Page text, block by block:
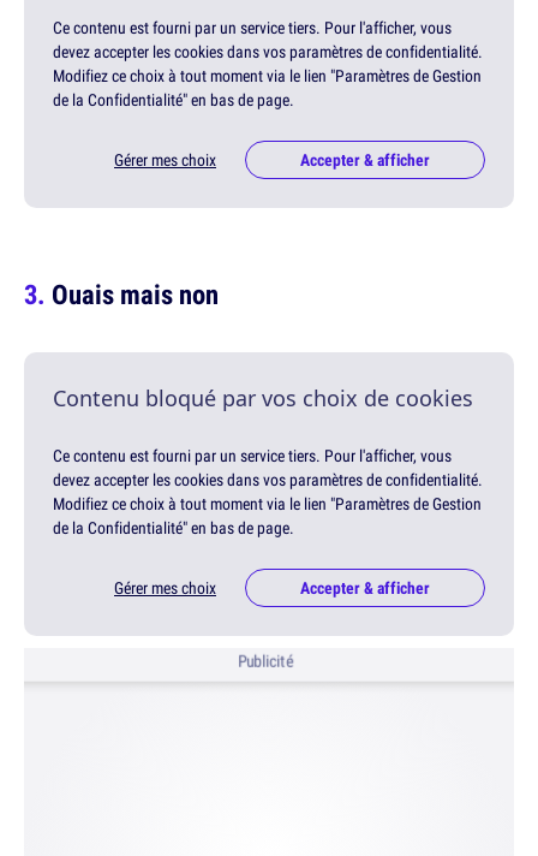
Ce contenu est fourni par un service tiers. Pour l'afficher, vous
devez accepter les cookies dans vos paramètres de confidentialité.
Modifiez ce choix à tout moment via le lien "Paramètres de Gestion
de la Confidentialité" en bas de page.
Gérer mes choix Accepter & afficher
Ouais mais non
Contenu bloqué par vos choix de cookies
Ce contenu est fourni par un service tiers. Pour l'afficher, vous
devez accepter les cookies dans vos paramètres de confidentialité.
Modifiez ce choix à tout moment via le lien "Paramètres de Gestion
de la Confidentialité" en bas de page.
Gérer mes choix Accepter & afficher
Publicité